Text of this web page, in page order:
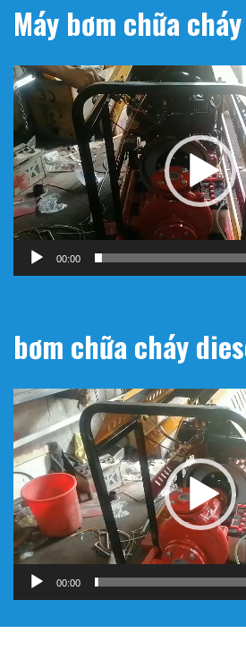
Máy bơm chữa cháy
Trình
chơi
Video
00:00
bơm chữa cháy
Trình
chơi
Video
00:00